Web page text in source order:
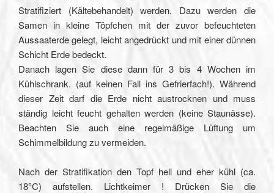
Stratifiziert (Kältebehandelt) werden. Dazu werden die
Samen in kleine Töpfchen mit der zuvor befeuchteten
Aussaaterde gelegt, leicht angedrückt und mit einer dünnen
Schicht Erde bedeckt.
Danach lagen Sie diese dann für 3 bis 4 Wochen im
Kühlschrank. (auf keinen Fall ins Gefrierfach!). Während
dieser Zeit darf die Erde nicht austrocknen und muss
ständig leicht feucht gehalten werden (keine Staunässe).
Beachten Sie auch eine regelmäßige Lüftung um
Schimmelbildung zu vermeiden.
Nach der Stratifikation den Topf hell und eher kühl (ca.
18°C) aufstellen. Lichtkeimer ! Drücken Sie die